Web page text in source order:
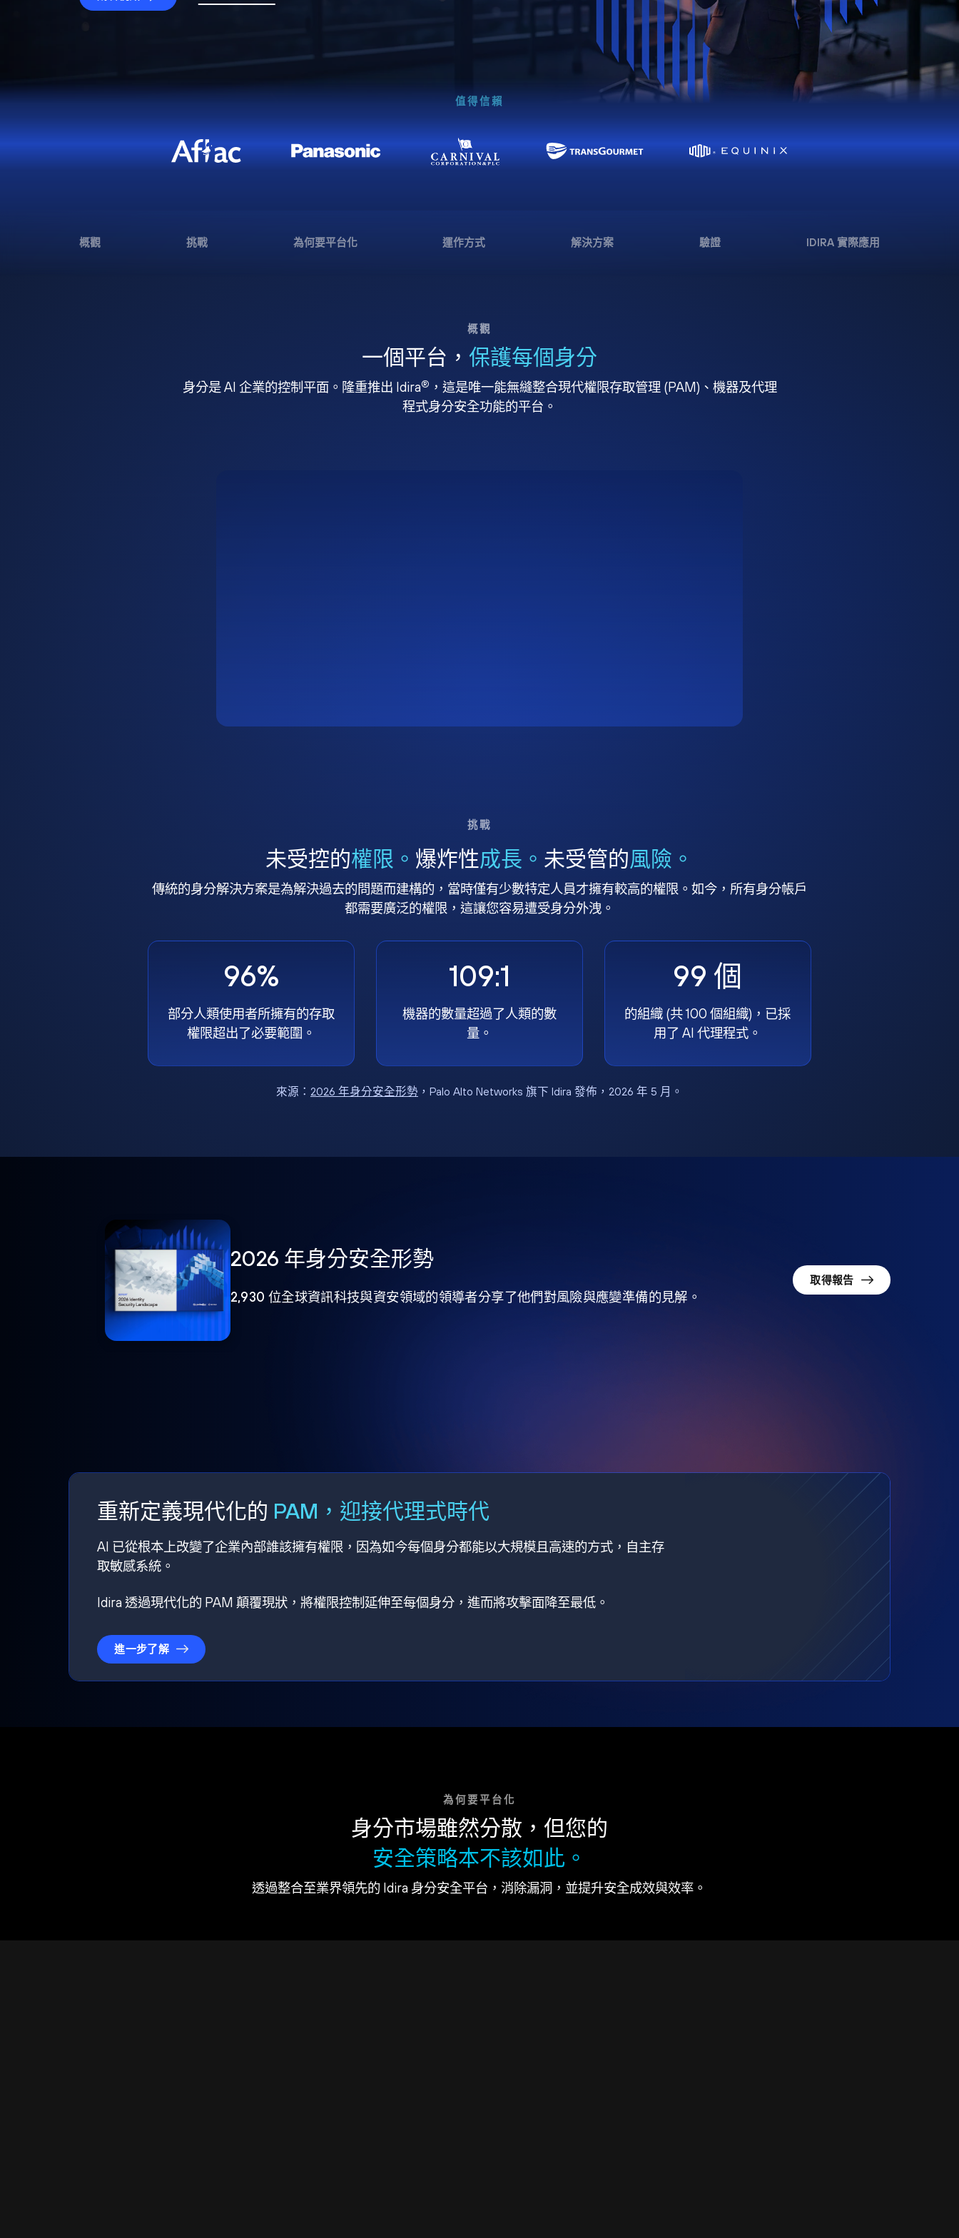
值得信賴
概觀 挑戰 為何要平台化 運作方式 解決方案 驗證 IDIRA 實際應用
概觀
一個平台， 保護每個身分
身分是 AI 企業的控制平面。隆重推出 Idira® ，這是唯一能無縫整合現代權限存取管理 (PAM)、機器及代理
程式身分安全功能的平台。
挑戰
未受控的權限。 爆炸性成長。 未受管的風險。
傳統的身分解決方案是為解決過去的問題而建構的，當時僅有少數特定人員才擁有較高的權限。如今，所有身分帳戶
都需要廣泛的權限，這讓您容易遭受身分外洩。
96%
部分人類使用者所擁有的存取
權限超出了必要範圍。
109:1
機器的數量超過了人類的數
量。
99 個
的組織 (共 100 個組織)，已採
用了 AI 代理程式。
來源： 2026 年身分安全形勢，Palo Alto Networks 旗下 Idira 發佈，2026 年 5 月。
2026 年身分安全形勢
2,930 位全球資訊科技與資安領域的領導者分享了他們對風險與應變準備的見解。
取得報告
重新定義現代化的 PAM，迎接代理式時代
AI 已從根本上改變了企業內部誰該擁有權限，因為如今每個身分都能以大規模且高速的方式，自主存
取敏感系統。
Idira 透過現代化的 PAM 顛覆現狀，將權限控制延伸至每個身分，進而將攻擊面降至最低。
進一步了解
為何要平台化
身分市場雖然分散，但您的
安全策略本不該如此。
透過整合至業界領先的 Idira 身分安全平台，消除漏洞，並提升安全成效與效率。